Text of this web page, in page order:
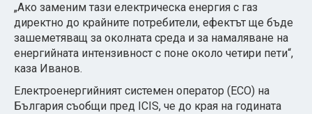
„Ако заменим тази електрическа енергия с газ
директно до крайните потребители, ефектът ще бъде
зашеметяващ за околната среда и за намаляване на
енергийната интензивност с поне около четири пети“,
каза Иванов.
Електроенергийният системен оператор (ЕСО) на
България съобщи пред ICIS, че до края на годината